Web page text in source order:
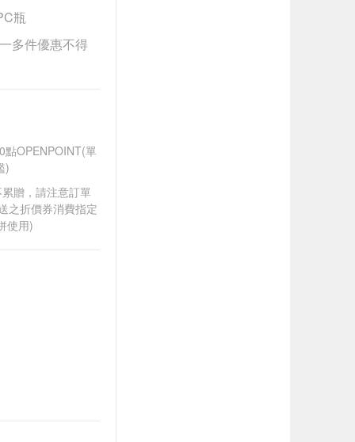
瓶
多件優惠不得
點OPENPOINT(單
)
贈，請注意訂單
之折價券消費指定
使用)